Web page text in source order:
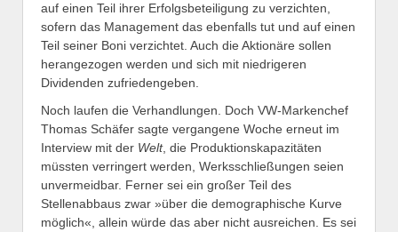
auf einen Teil ihrer Erfolgsbeteiligung zu verzichten,
sofern das Management das ebenfalls tut und auf einen
Teil seiner Boni verzichtet. Auch die Aktionäre sollen
herangezogen werden und sich mit niedrigeren
Dividenden zufriedengeben.
Noch laufen die Verhandlungen. Doch VW-Markenchef
Thomas Schäfer sagte vergangene Woche erneut im
Interview mit der Welt, die Produktionskapazitäten
müssten verringert werden, Werksschließungen seien
unvermeidbar. Ferner sei ein großer Teil des
Stellenabbaus zwar »über die demographische Kurve
möglich«, allein würde das aber nicht ausreichen. Es sei